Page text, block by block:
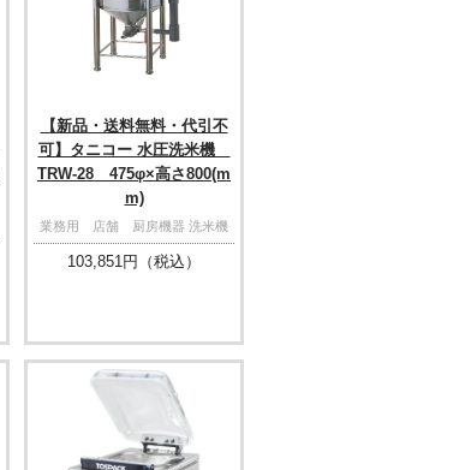
【新品・送料無料・代引不
可】タニコー 水圧洗米機
TRW-28 475φ×高さ800(m
m)
業務用 店舗 厨房機器 洗米機
103,851 円（税込）